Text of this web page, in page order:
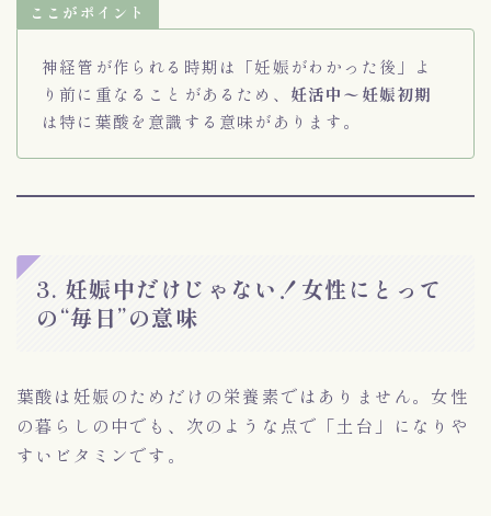
ここがポイント
神経管が作られる時期は「妊娠がわかった後」よ
り前に重なることがあるため、 妊活中〜妊娠初期
は特に葉酸を意識する意味があります。
3. 妊娠中だけじゃない！女性にとって
の“毎日”の意味
葉酸は妊娠のためだけの栄養素ではありません。女性
の暮らしの中でも、次のような点で「土台」になりや
すいビタミンです。